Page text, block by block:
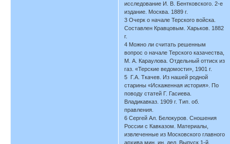
исследование И. В. Бентковского. 2-е
издание. Москва. 1889 г.
3 Очерк о начале Терского войска.
Составлен Кравцовым. Харьков. 1882
г.
4 Можно ли считать решенным
вопрос о начале Терского казачества,
М. А. Караулова. Отдельный оттиск из
газ. «Терские ведомости», 1901 г.
5 Г.А. Ткачев. Из нашей родной
старины «Искаженная история». По
поводу статей Г. Гасиева.
Владикавказ. 1909 г. Тип. об.
правления.
6 Сергей Ал. Белокуров. Сношения
России с Кавказом. Материалы,
извлеченные из Московского главного
архива мин. ин. дел. Выпуск 1-й.